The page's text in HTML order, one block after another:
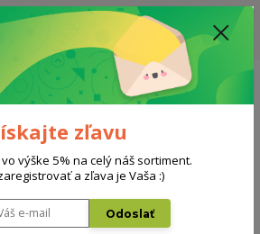
POSTELE ZA 400€ - CENA MATRACU A ROŠTU
LEHOTA JE AKTUÁLNE 10-15 PRACOVNÝCH
Menu
18 hod.
0
zľavu
výške 5% na celý náš sortiment.
a zľava je Vaša :)
Odoslať